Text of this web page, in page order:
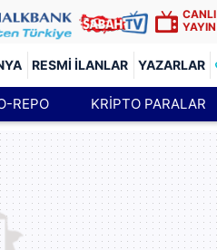
CANLI
YAYIN
RESMI İLANLAR YAZARLAR
REPO KRİPTO PARALAR